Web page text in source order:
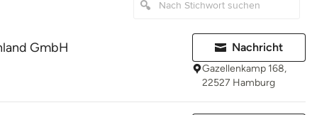
GmbH Nachricht
Gazellenkamp 168,
22527 Hamburg